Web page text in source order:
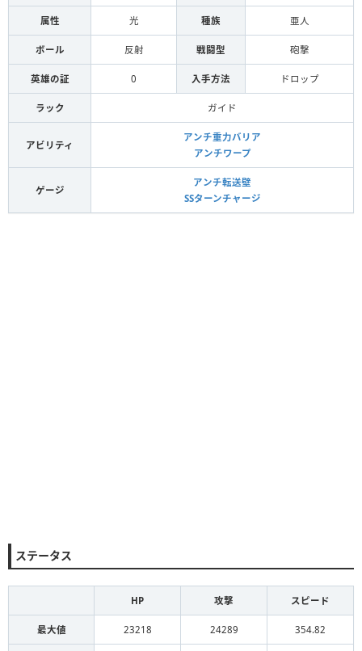
属性 光 種族 亜人
ボール 反射 戦闘型 砲撃
英雄の証 0 入手方法 ドロップ
ラック ガイド
アビリティ
アンチ重力バリア
アンチワープ
ゲージ
アンチ転送壁
SSターンチャージ
ステータス
HP 攻撃 スピード
最大値 23218 24289 354.82